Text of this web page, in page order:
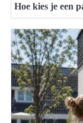
Hoe kies je een